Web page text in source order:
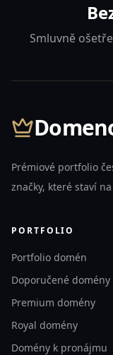
Smluvně
Prémiové portfolio
značky, které staví
PORTFOLIO
Portfolio domén
Doporučené domény
Premium domény
Royal domény
Domény k pronájmu